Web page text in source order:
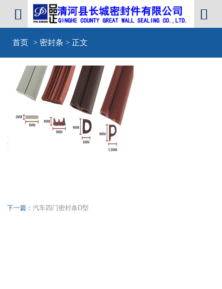


首页 > 密封条 > 正文
下一篇： 汽车四门密封条D型